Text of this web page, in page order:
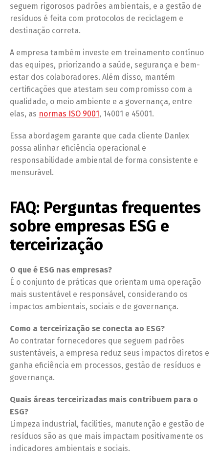
seguem rigorosos padrões ambientais, e a gestão de
resíduos é feita com protocolos de reciclagem e
destinação correta.
A empresa também investe em treinamento contínuo
das equipes, priorizando a saúde, segurança e bem-
estar dos colaboradores. Além disso, mantém
certificações que atestam seu compromisso com a
qualidade, o meio ambiente e a governança, entre
elas, as normas ISO 9001 , 14001 e 45001.
Essa abordagem garante que cada cliente Danlex
possa alinhar eficiência operacional e
responsabilidade ambiental de forma consistente e
mensurável.
FAQ: Perguntas frequentes
sobre empresas ESG e
terceirização
O que é ESG nas empresas?
É o conjunto de práticas que orientam uma operação
mais sustentável e responsável, considerando os
impactos ambientais, sociais e de governança.
Como a terceirização se conecta ao ESG?
Ao contratar fornecedores que seguem padrões
sustentáveis, a empresa reduz seus impactos diretos e
ganha eficiência em processos, gestão de resíduos e
governança.
Quais áreas terceirizadas mais contribuem para o
ESG?
Limpeza industrial, facilities, manutenção e gestão de
resíduos são as que mais impactam positivamente os
indicadores ambientais e sociais.